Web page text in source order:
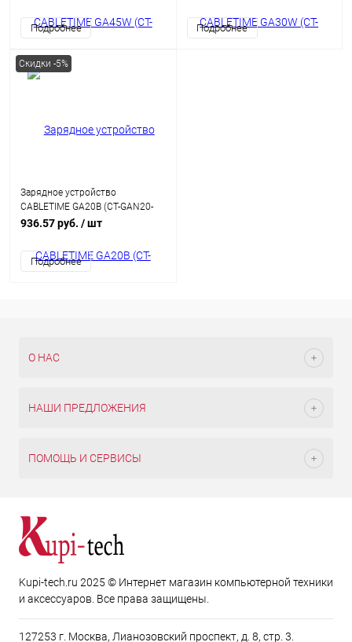
Подробнее Подробнее
Скидки -5%
Зарядное устройство
CABLETIME GA20B (CT-GAN20-
PB) GaN PD3.0 20 Вт, черный
936.57 руб. / шт
Подробнее
О НАС
НАШИ ПРЕДЛОЖЕНИЯ
ПОМОЩЬ И СЕРВИСЫ
Kupi-tech.ru 2025 © Интернет магазин компьютерной техники
и аксессуаров. Все права защищены.
127253 г. Москва, Лианозовский проспект, д. 8, стр. 3.